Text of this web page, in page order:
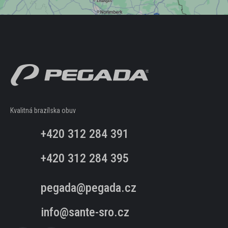
Kvalitná brazílska obuv
+420 312 284 391
+420 312 284 395
pegada@pegada.cz
info@sante-sro.cz